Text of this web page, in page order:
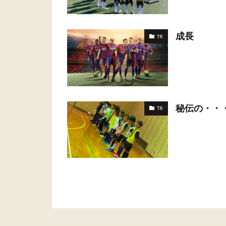
TR 成長
TR 秘伝の・・